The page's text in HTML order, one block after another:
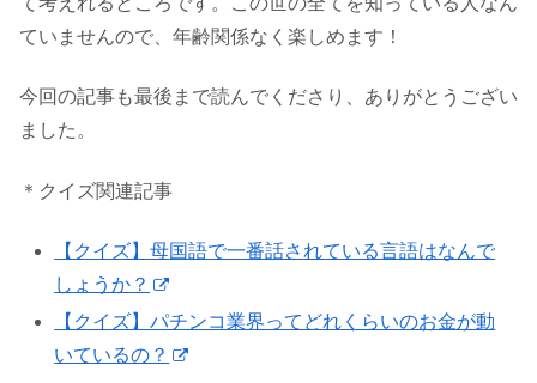
ていませんので、年齢関係なく楽しめます！
今回の記事も最後まで読んでくださり、ありがとうござい
ました。
＊クイズ関連記事
【クイズ】母国語で一番話されている言語はなんで
しょうか？
【クイズ】パチンコ業界ってどれくらいのお金が動
いているの？